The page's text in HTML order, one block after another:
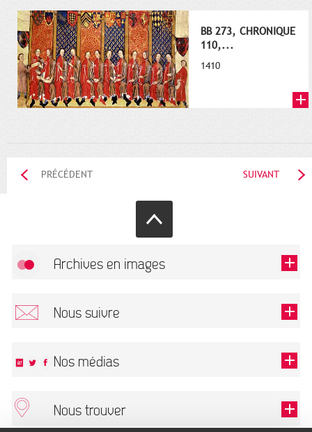
BB 273, CHRONIQUE
110,...
1410
PRÉCÉDENT SUIVANT
Archives en images
Nous suivre
Ce champ est exigé.
Nos médias
Nous trouver